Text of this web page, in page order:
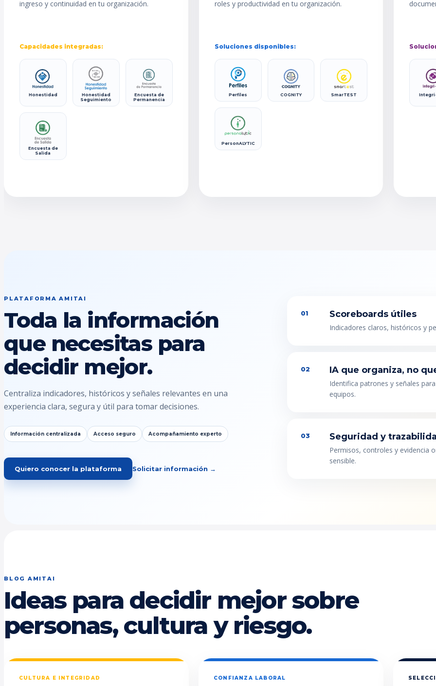
ingreso y continuidad en tu organización.
Capacidades integradas:
Honestidad
Honestidad
Seguimiento
Encuesta de
Permanencia
Encuesta de
Salida
roles y productividad en tu organización.
Soluciones disponibles:
Perfiles COGNITY SmarTEST
PersonALYTIC
PLATAFORMA AMITAI
Toda la información
que necesitas para
decidir mejor.
Centraliza indicadores, históricos y señales relevantes en una
experiencia clara, segura y útil para tomar decisiones.
Información centralizada Acceso seguro Acompañamiento experto
Quiero conocer la plataforma Solicitar información →
01 Scoreboards útiles
Indicadores claros, históricos y
02 IA que organiza, no
Identifica patrones y señales
equipos.
03 Seguridad y
Permisos, controles y evidencia
sensible.
BLOG AMITAI
Ideas para decidir mejor sobre
personas, cultura y riesgo.
CULTURA E INTEGRIDAD CONFIANZA LABORAL